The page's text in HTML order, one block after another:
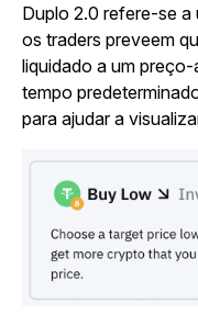
Duplo 2.0 refere-se a
os traders preveem
liquidado a um
tempo
para ajudar a